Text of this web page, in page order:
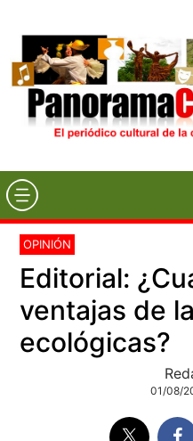
OPINIÓN
Editorial:
ventajas de
ecológicas?
01/08/